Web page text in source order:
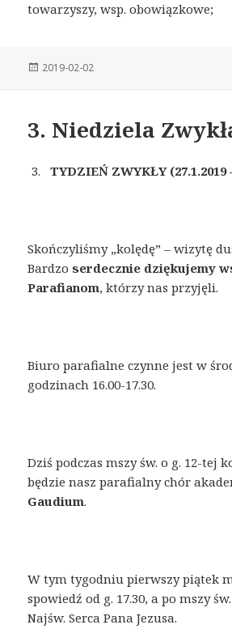
towarzyszy, wsp. obowiązkowe;
Posted
2019-02-02
3. Niedziela
TYDZIEŃ ZWYKŁY (27.1.2019
Skończyliśmy „kolędę” – wizytę
Bardzoserdecznie dziękujemy
Parafianom, którzy nas przyjęli.
Biuro parafialne czynne jest w
godzinach 16.00-17.30.
Dziś podczas mszy św. o g. 12-tej
będzie nasz parafialny chór
Gaudium.
W tym tygodniu pierwszy piątek
spowiedź od g. 17.30, a po mszy
Najśw. Serca Pana Jezusa.